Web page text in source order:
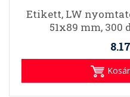
Etikett, LW
51x89 mm, 300